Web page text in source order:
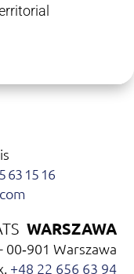
63 15 16
WARSZAWA
Warszawa
+48 22 656 63 94